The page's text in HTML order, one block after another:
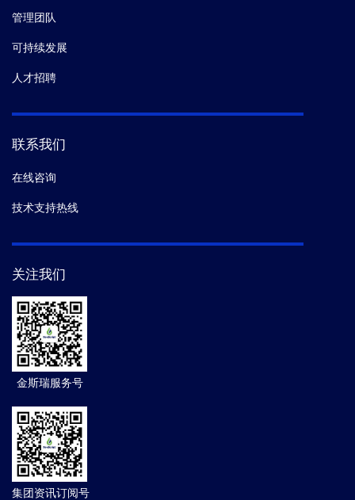
管理团队
可持续发展
人才招聘
联系我们
在线咨询
技术支持热线
关注我们
金斯瑞服务号
集团资讯订阅号